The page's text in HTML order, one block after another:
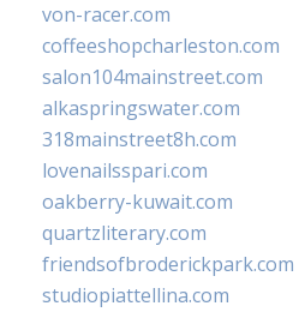
von-racer.com
coffeeshopcharleston.com
salon104mainstreet.com
alkaspringswater.com
318mainstreet8h.com
lovenailsspari.com
oakberry-kuwait.com
quartzliterary.com
friendsofbroderickpark.com
studiopiattellina.com